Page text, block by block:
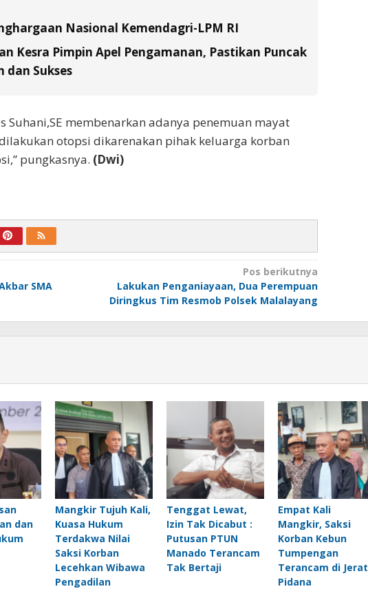
Nasional Kemendagri-LPM RI
Kesra Pimpin Apel Pengamanan, Pastikan Puncak
dan Sukses
Suhani,SE membenarkan adanya penemuan mayat
otopsi dikarenakan pihak keluarga korban
pungkasnya. (Dwi)
SMA
Pos berikutnya
Lakukan Penganiayaan, Dua Perempuan
Diringkus Tim Resmob Polsek Malalayang
dan
Mangkir Tujuh Kali,
Kuasa Hukum
Terdakwa Nilai
Saksi Korban
Lecehkan Wibawa
Pengadilan
Tenggat Lewat,
Izin Tak Dicabut :
Putusan PTUN
Manado Terancam
Tak Bertaji
Empat Kali
Mangkir, Saksi
Korban Kebun
Tumpengan
Terancam di Jerat
Pidana